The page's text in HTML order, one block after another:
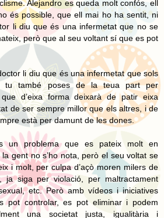
Alejandro es queda molt confós, ell
és possible, que ell mai ho ha sentit, ni
li diu que és una infermetat que no se
però que al seu voltant sí que es pot
li diu que és una infermetat que sols
tu també poses de la teua part per
d’eixa forma deixarà de patir eixa
de ser sempre millor que els altres, i de
està per damunt de les dones.
un problema que es pateix molt en
gent no s’ho nota, però el seu voltat se
i molt, per culpa d’açò moren milers de
ja siga per violació, per maltractament
etc. Però amb vídeos i iniciatives
pot controlar, es pot eliminar i podem
una societat justa, igualitària i